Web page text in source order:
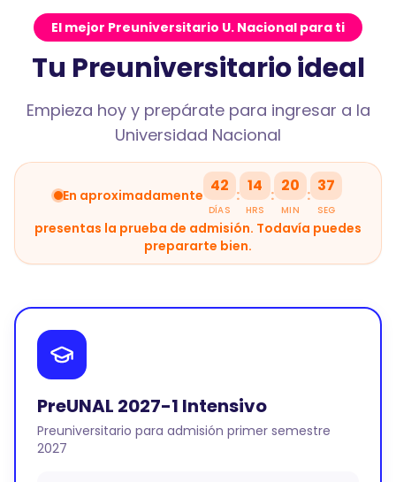
El mejor Preuniversitario U. Nacional para ti
Tu Preuniversitario ideal
Empieza hoy y prepárate para ingresar a la
Universidad Nacional
En aproximadamente 42
DÍAS
: 14
HRS
: 20
MIN
: 36
SEG
presentas la prueba de admisión. Todavía puedes
prepararte bien.
PreUNAL 2027-1 Intensivo
Preuniversitario para admisión primer semestre
2027